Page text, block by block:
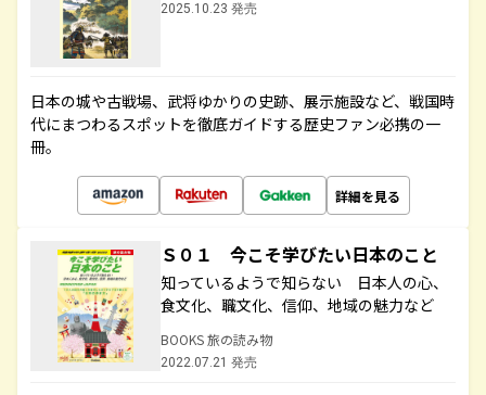
2025.10.23 発売
日本の城や古戦場、武将ゆかりの史跡、展示施設など、戦国時
代にまつわるスポットを徹底ガイドする歴史ファン必携の一
冊。
詳細を見る
Ｓ０１ 今こそ学びたい日本のこと
知っているようで知らない 日本人の心、
食文化、職文化、信仰、地域の魅力など
BOOKS 旅の読み物
2022.07.21 発売